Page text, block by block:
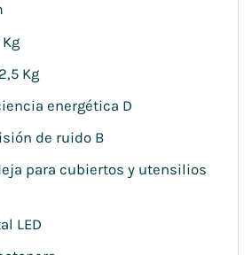
Kg
energética D
de ruido B
para cubiertos y utensilios
LED